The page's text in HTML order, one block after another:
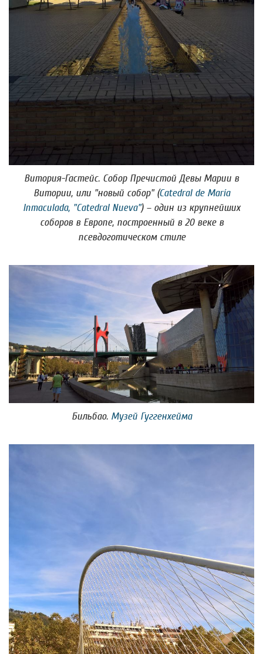
Витория-Гастейс. Собор Пречистой Девы Марии в
Витории, или "новый собор" (Catedral de María
Inmaculada, "Catedral Nueva") – один из крупнейших
соборов в Европе, построенный в 20 веке в
псевдоготическом стиле
Бильбао. Музей Гуггенхейма